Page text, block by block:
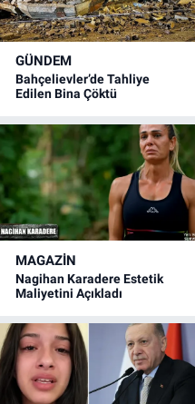
GÜNDEM
Bahçelievler’de Tahliye
Edilen Bina Çöktü
MAGAZİN
Nagihan Karadere Estetik
Maliyetini Açıkladı